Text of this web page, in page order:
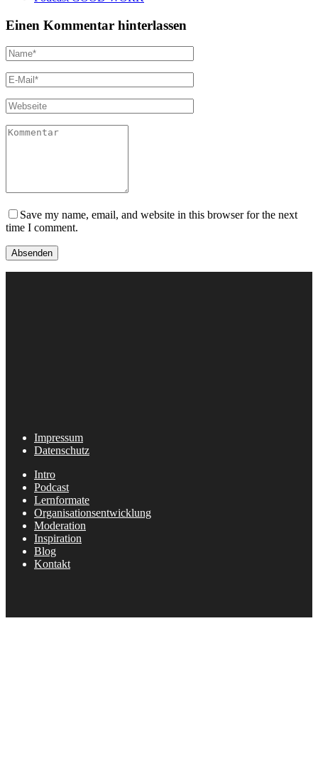
Einen Kommentar hinterlassen
Save my name, email, and website in this browser for the next
time I comment.
Impressum
Datenschutz
Intro
Podcast
Lernformate
Organisationsentwicklung
Moderation
Inspiration
Blog
Kontakt